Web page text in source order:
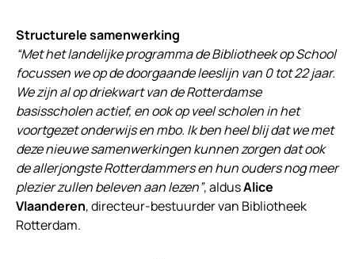
Structurele samenwerking
“Met het landelijke programma de Bibliotheek op School
focussen we op de doorgaande leeslijn van 0 tot 22 jaar.
We zijn al op driekwart van de Rotterdamse
basisscholen actief, en ook op veel scholen in het
voortgezet onderwijs en mbo. Ik ben heel blij dat we met
deze nieuwe samenwerkingen kunnen zorgen dat ook
de allerjongste Rotterdammers en hun ouders nog meer
plezier zullen beleven aan lezen”, aldusAlice
Vlaanderen, directeur-bestuurder van Bibliotheek
Rotterdam.